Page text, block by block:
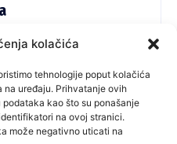
kolačića
tehnologije poput kolačića
uređaju. Prihvatanje ovih
kao što su ponašanje
na ovoj stranici.
može negativno uticati na
Republici Srpskoj, politička
velikih stranaka koje već
i lokalnom nivou. U ovakvom
se s ozbiljnim izazovima,
medijsku
većim, dominantnim
malih stranaka u